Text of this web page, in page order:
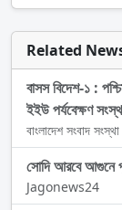
Related
বাসস বিদেশ-১ :
ইইউ পর্যবেক্ষণ
বাংলাদেশ সংবাদ
সোদি আরবে আগুনে
Jagonews24